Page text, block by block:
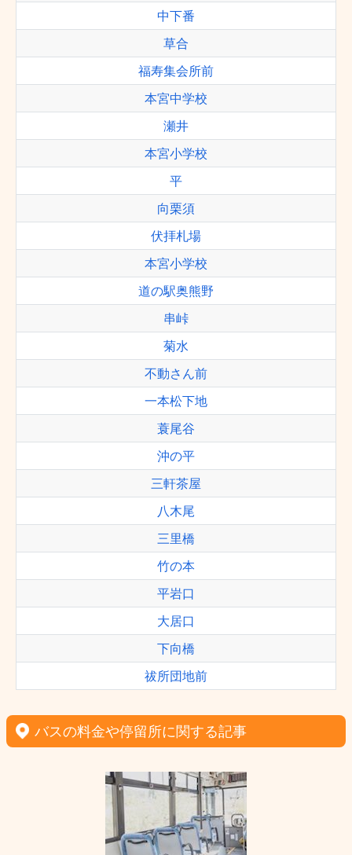
中下番
草合
福寿集会所前
本宮中学校
瀬井
本宮小学校
平
向栗須
伏拝札場
本宮小学校
道の駅奥熊野
串峠
菊水
不動さん前
一本松下地
蓑尾谷
沖の平
三軒茶屋
八木尾
三里橋
竹の本
平岩口
大居口
下向橋
祓所団地前
バスの料金や停留所に関する記事